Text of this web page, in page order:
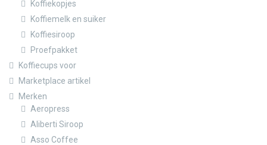
Koffiekopjes
Koffiemelk en suiker
Koffiesiroop
Proefpakket
Koffiecups voor
Marketplace artikel
Merken
Aeropress
Aliberti Siroop
Asso Coffee